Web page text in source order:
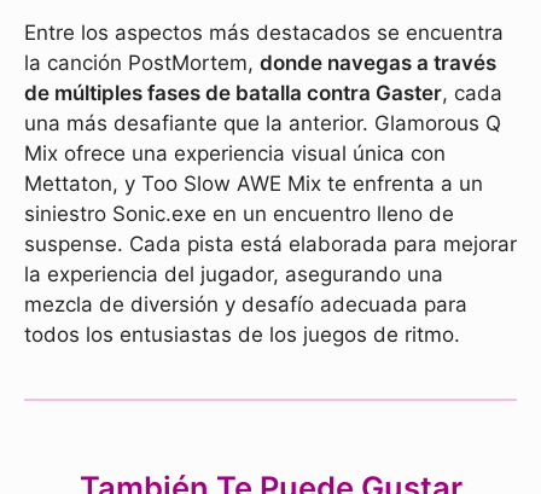
Entre los aspectos más destacados se encuentra
la canción PostMortem, donde navegas a través
de múltiples fases de batalla contra Gaster, cada
una más desafiante que la anterior. Glamorous Q
Mix ofrece una experiencia visual única con
Mettaton, y Too Slow AWE Mix te enfrenta a un
siniestro Sonic.exe en un encuentro lleno de
suspense. Cada pista está elaborada para mejorar
la experiencia del jugador, asegurando una
mezcla de diversión y desafío adecuada para
todos los entusiastas de los juegos de ritmo.